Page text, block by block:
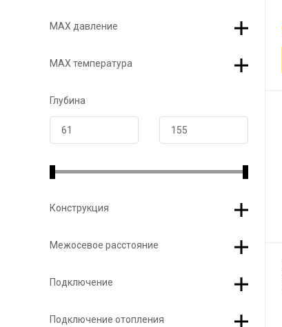
МАХ давление
МАХ температура
Глубина
Конструкция
Межосевое расстояние
Подключение
Подключение отопления